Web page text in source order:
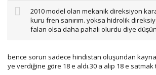
2010 model olan mekanik direksiyon
kuru fren sanırım. yoksa hidrolik
falan olsa daha pahalı olurdu diye
bence sorun sadece hindistan oluşundan
ye verdiğine göre 18 e aldı.30 a alıp 18 e satmak